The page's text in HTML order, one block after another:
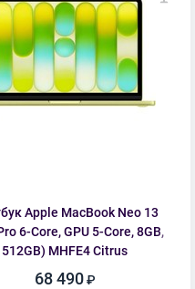
Apple MacBook Neo 13
6-Core, GPU 5-Core, 8GB,
512GB) MHFE4 Citrus
68 490